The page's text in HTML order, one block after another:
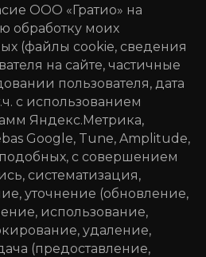
ООО «Гратио» на
обработку моих
(файлы cookie, сведения
на сайте, частичные
пользователя, дата
с использованием
Яндекс.Метрика,
Google, Tune, Amplitude,
с совершением
систематизация,
уточнение (обновление,
использование,
удаление,
(предоставление,
данных
права
д 24/176,